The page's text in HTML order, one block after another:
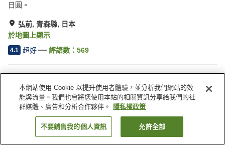
日圓。
弘前, 青森縣, 日本
於地圖上顯示
4.1 超好 評語數： 569
停車場
Spa／美容沙龍
自動販賣機
付費洗衣房
日本 青森縣 弘前 超級飯店弘前
找客房
本網站使用 Cookie 以提升使用者體驗，並分析我們網站的效
能與流量。我們也會將您使用本站的相關資訊分享給我們的社
群媒體、廣告和分析合作夥伴。
隱私權政策
不要銷售我的個人資訊 允許全部